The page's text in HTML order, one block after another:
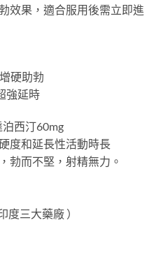
效果，適合服用後需立即進
硬助勃
強延時
西汀60mg
度和延長性活動時長
勃而不堅，射精無力。
度三大藥廠 ）